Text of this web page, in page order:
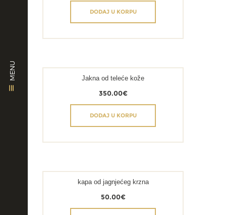
MENU
DODAJ U KORPU
Jakna od teleće kože
350.00€
DODAJ U KORPU
kapa od jagnjećeg krzna
50.00€